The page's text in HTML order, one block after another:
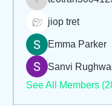
teotran3004123
jiop tret
Emma Parker
Sanvi
See All Members